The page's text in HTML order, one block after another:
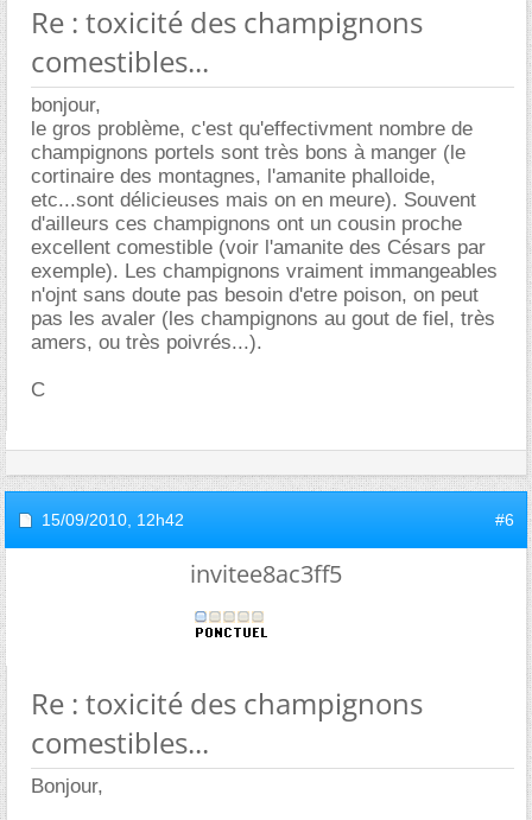
Re : toxicité des champignons
comestibles...
bonjour,
le gros problème, c'est qu'effectivment nombre de
champignons portels sont très bons à manger (le
cortinaire des montagnes, l'amanite phalloide,
etc...sont délicieuses mais on en meure). Souvent
d'ailleurs ces champignons ont un cousin proche
excellent comestible (voir l'amanite des Césars par
exemple). Les champignons vraiment immangeables
n'ojnt sans doute pas besoin d'etre poison, on peut
pas les avaler (les champignons au gout de fiel, très
amers, ou très poivrés...).
C
15/09/2010, 12h42 #6
invitee8ac3ff5
Re : toxicité des champignons
comestibles...
Bonjour,